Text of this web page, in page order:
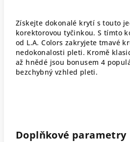
Získejte dokonalé krytí s touto
korektorovou tyčinkou. S tímto
od L.A. Colors zakryjete tmavé
nedokonalosti pleti. Kromě
až hnědé jsou bonusem 4
bezchybný vzhled pleti.
Doplňkové parametry